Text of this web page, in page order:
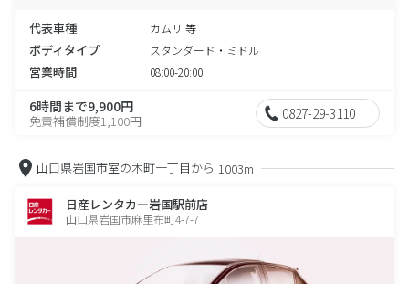
代表車種 カムリ 等
ボディタイプ スタンダード・ミドル
営業時間 08:00-20:00
6時間まで9,900円
免責補償制度1,100円 0827-29-3110
山口県岩国市室の木町一丁目から 1003m
日産レンタカー岩国駅前店
山口県岩国市麻里布町4-7-7